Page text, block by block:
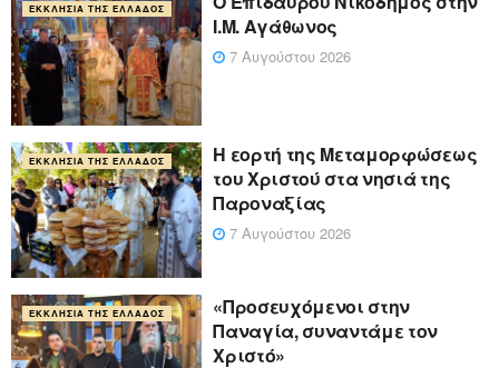
ΕΚΚΛΗΣΊΑ ΤΗΣ ΕΛΛΆΔΟΣ
Ι.Μ. Αγάθωνος
7 Αυγούστου 2026
ΕΚΚΛΗΣΊΑ ΤΗΣ ΕΛΛΆΔΟΣ
Η εορτή της Μεταμορφώσεως
του Χριστού στα νησιά της
Παροναξίας
7 Αυγούστου 2026
ΕΚΚΛΗΣΊΑ ΤΗΣ ΕΛΛΆΔΟΣ
«Προσευχόμενοι στην
Παναγία, συναντάμε τον
Χριστό»